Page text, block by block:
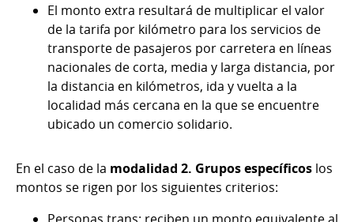
El monto extra resultará de multiplicar el valor
de la tarifa por kilómetro para los servicios de
transporte de pasajeros por carretera en líneas
nacionales de corta, media y larga distancia, por
la distancia en kilómetros, ida y vuelta a la
localidad más cercana en la que se encuentre
ubicado un comercio solidario.
En el caso de la modalidad 2. Grupos específicos los
montos se rigen por los siguientes criterios:
Personas trans: reciben un monto equivalente al